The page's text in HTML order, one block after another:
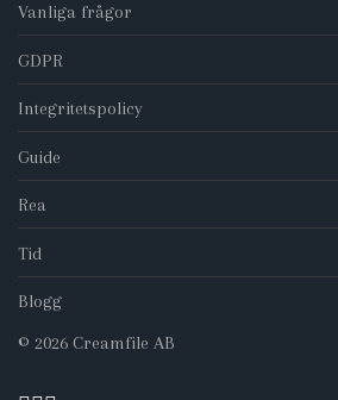
Vanliga frågor
GDPR
Integritetspolicy
Guide
Rea
Tid
Blogg
© 2026 Creamfile AB